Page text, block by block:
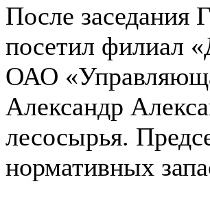
После заседания
посетил филиал
ОАО
Александр
лесосырья.
нормативных